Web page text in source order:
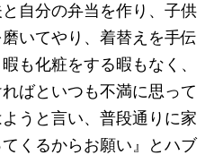
自分の弁当を作り、子供
いてやり、着替えを手伝
も化粧をする暇もなく、
ばといつも不満に思って
うと言い、普段通りに家
くるからお願い』とハブ